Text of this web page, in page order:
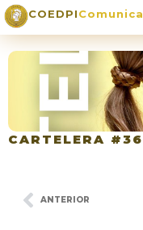
COEDPIComunica
CARTELERA #36
ANTERIOR